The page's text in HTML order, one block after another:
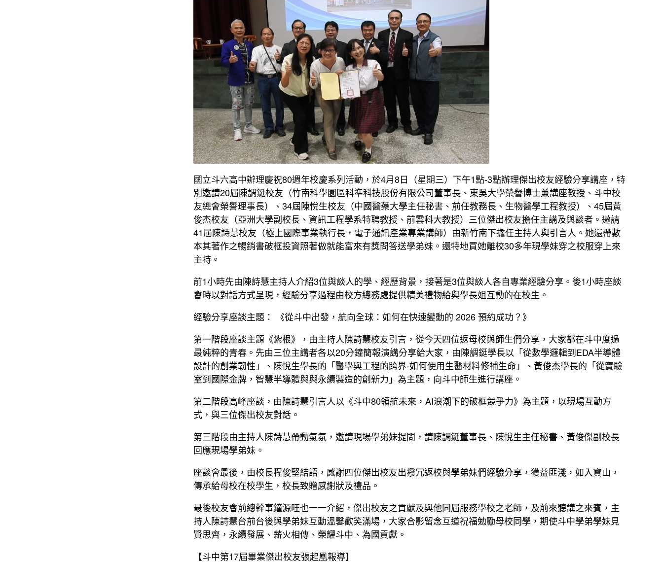
國立斗六高中辦理慶祝80週年校慶系列活動，於4月8日（星期三）下午1點-3點辦理傑出校友經驗分享講座，特
別邀請20屆陳調鋌校友（竹南科學園區科準科技股份有限公司董事長、東吳大學榮譽博士兼講座教授、斗中校
友總會榮譽理事長）、34屆陳悅生校友（中國醫藥大學主任秘書、前任教務長、生物醫學工程教授）、45屆黃
俊杰校友（亞洲大學副校長、資訊工程學系特聘教授、前雲科大教授）三位傑出校友擔任主講及與談者。邀請
41屆陳詩慧校友（極上國際事業執行長，電子通訊產業專業講師）由新竹南下擔任主持人與引言人。她還帶數
本其著作之暢銷書破框投資照著做就能富來有獎問答送學弟妹。還特地買她離校30多年現學妹穿之校服穿上來
主持。
前1小時先由陳詩慧主持人介紹3位與談人的學、經歷背景，接著是3位與談人各自專業經驗分享。後1小時座談
會時以對話方式呈現，經驗分享過程由校方總務處提供精美禮物給與學長姐互動的在校生。
經驗分享座談主題： 《從斗中出發，航向全球：如何在快速變動的 2026 預約成功？》
第一階段座談主題《紮根》，由主持人陳詩慧校友引言，從今天四位返母校與師生們分享，大家都在斗中度過
最純粹的青春。先由三位主講者各以20分鐘簡報演講分享給大家，由陳調鋌學長以「從數學邏輯到EDA半導體
設計的創業韌性」、陳悅生學長的「醫學與工程的跨界-如何使用生醫材料修補生命」、黃俊杰學長的「從實驗
室到國際金牌，智慧半導體與與永續製造的創新力」為主題，向斗中師生進行講座。
第二階段高峰座談，由陳詩慧引言人以《斗中80領航未來，AI浪潮下的破框競爭力》為主題，以現場互動方
式，與三位傑出校友對話。
第三階段由主持人陳詩慧帶動氣氛，邀請現場學弟妹提問，請陳調鋌董事長、陳悅生主任秘書、黃俊傑副校長
回應現場學弟妹。
座談會最後，由校長程俊堅結語，感謝四位傑出校友出撥冗返校與學弟妹們經驗分享，獲益匪淺，如入寶山，
傳承給母校在校學生，校長致贈感謝狀及禮品。
最後校友會前總幹事鐘源旺也一一介紹，傑出校友之貢獻及與他同屆服務學校之老師，及前來聽講之來賓，主
持人陳詩慧台前台後與學弟妹互動溫馨歡笑滿場，大家合影留念互道祝福勉勵母校同學，期使斗中學弟學妹見
賢思齊，永續發展、薪火相傳、榮耀斗中、為國貢獻。
【斗中第17屆畢業傑出校友張起凰報導】